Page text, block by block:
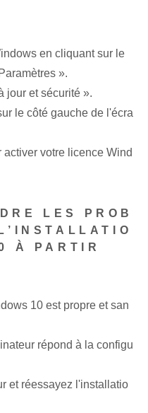
en cliquant sur le
».
jour et sécurité ».
le côté gauche de l'écra
votre licence Wind
LES PROB
À PARTIR
10 est propre et san
répond à la configu
et réessayez l'installatio